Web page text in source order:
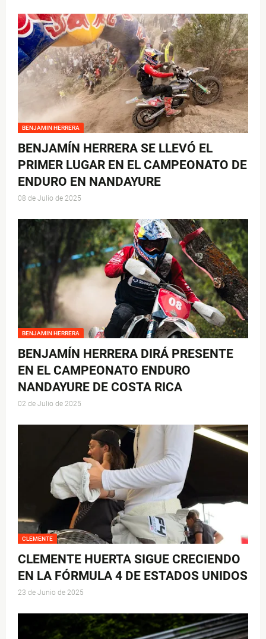
BENJAMIN HERRERA
BENJAMÍN HERRERA SE LLEVÓ EL
PRIMER LUGAR EN EL CAMPEONATO DE
ENDURO EN NANDAYURE
08 de Julio de 2025
BENJAMIN HERRERA
BENJAMÍN HERRERA DIRÁ PRESENTE
EN EL CAMPEONATO ENDURO
NANDAYURE DE COSTA RICA
02 de Julio de 2025
CLEMENTE
CLEMENTE HUERTA SIGUE CRECIENDO
EN LA FÓRMULA 4 DE ESTADOS UNIDOS
23 de Junio de 2025